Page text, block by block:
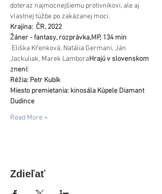
doteraz najmocnejšiemu protivníkovi, ale aj
vlastnej túžbe po zakázanej moci.
Krajina:  ČR, 2022
Žáner - fantasy, rozprávka,MP, 134 min
Jackuliak, Marek LamboraHrajú v slovenskom
znení:
Réžia: Petr Kubík
Miesto premietania: kinosála Kúpele Diamant
Dudince
Read More >
Zdieľať